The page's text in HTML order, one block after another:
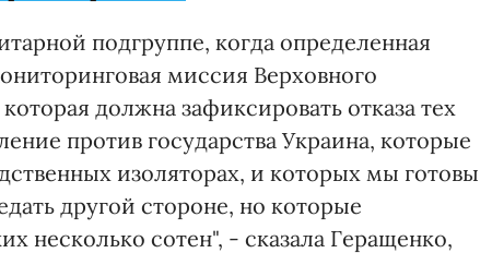
подгруппе, когда определенная
миссия Верховного
должна зафиксировать отказа тех
против государства Украина, которые
изоляторах, и которых мы готовы
другой стороне, но которые
несколько сотен", - сказала Геращенко,